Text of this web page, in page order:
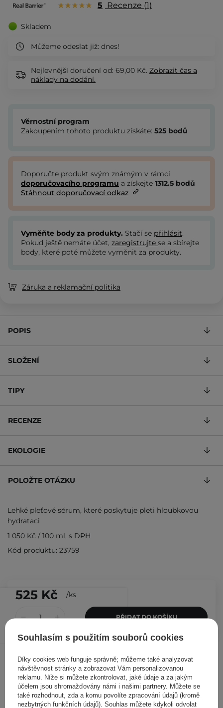
5 Recenze 1
Skladem
Můžeme odeslat již: dnes!
Nejlevnější doručení od: 69,00 Kč. Zobrazit čas a
náklady na dodání.
525 Kč /ks
PŘIDAT DO KOŠÍKU
Věrnostní program
Zakoupením tohoto produktu získáte: 525 bodů
Doporučte produkt svým známým v rámci
doporučovacího programu a získejte 1312.5 bodů
Stáhnout doporučovací odkaz
Vyměňte body za produkty. Stačí se přihlásit.
Pokud ještě nemáte účet, zaregistrujte se a sbírejte
body, které poté můžete vyměnit za produkty.
Záruka a reklamační politika
POPIS
SLOŽENÍ
TIPY
RECENZE
EKOLOGIE
POLOŽTE OTÁZKU
Lehké pleťové sérum, které poskytuje pleti hloubkovou
hydrataci
1 050 Kč / 100 ml, s DPH
Kód produktu: 23759
Ostatní zákazníci si prohlédli
Souhlasím s použitím souborů cookies
Díky cookies web funguje správně; můžeme také analyzovat
návštěvnost stránky a zobrazovat Vám personalizovanou
reklamu. Níže si můžete zkontrolovat, jaké údaje a za jakým
účelem jsou shromažďovány námi i našimi partnery. Můžete se
také rozhodnout, zda a komu povolíte zpracování údajů (kromě
nezbytných funkčních údajů). Souhlas můžete kdykoli odvolat